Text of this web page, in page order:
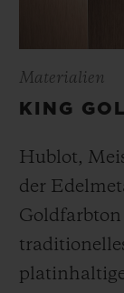
Materialien
KING
Hublot,
der